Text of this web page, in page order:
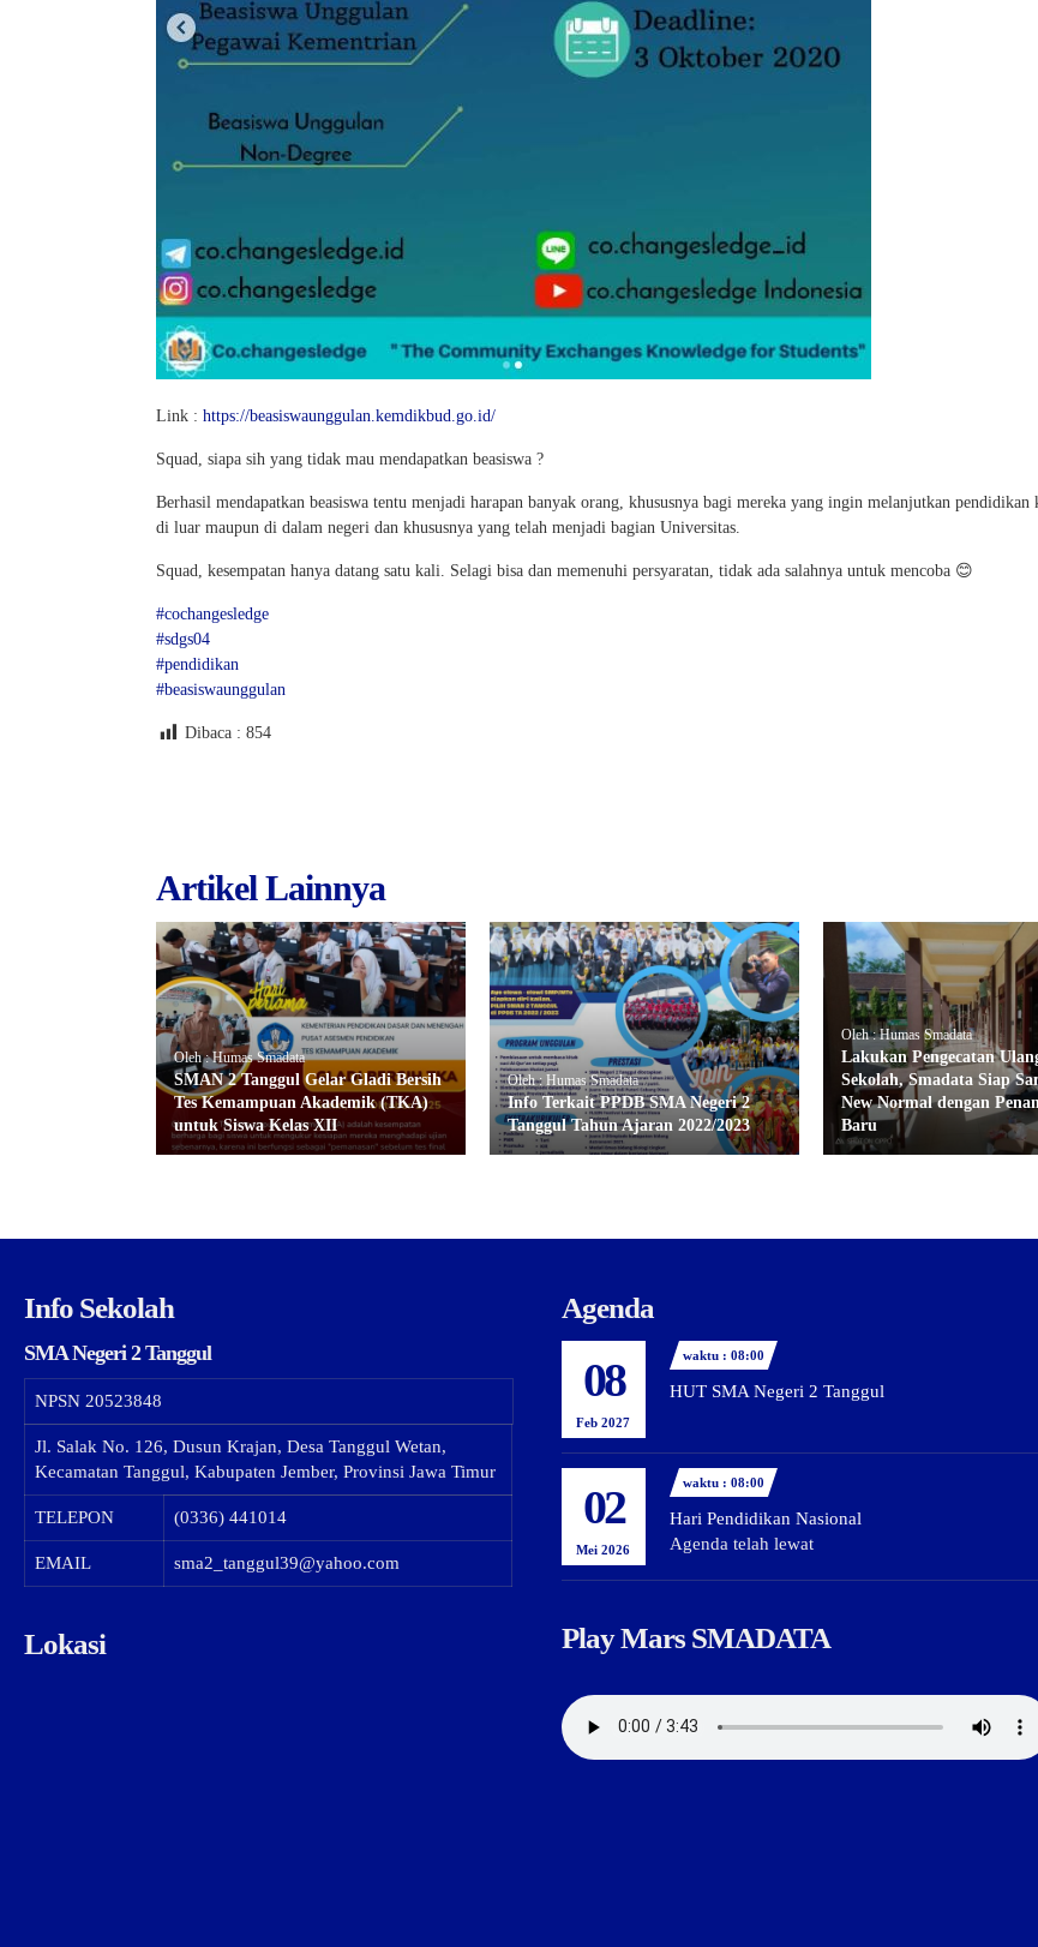
Link : https://beasiswaunggulan.kemdikbud.go.id/
Squad, siapa sih yang tidak mau mendapatkan beasiswa ?
Berhasil mendapatkan beasiswa tentu menjadi harapan banyak orang, khususnya bagi mereka yang ingin melanjutkan pendidikan
di luar maupun di dalam negeri dan khususnya yang telah menjadi bagian Universitas.
Squad, kesempatan hanya datang satu kali. Selagi bisa dan memenuhi persyaratan, tidak ada salahnya untuk mencoba 😊
#cochangesledge
#sdgs04
#pendidikan
#beasiswaunggulan
Dibaca : 854
Artikel Lainnya
Oleh : Humas Smadata
SMAN 2 Tanggul Gelar Gladi Bersih
Tes Kemampuan Akademik (TKA)
untuk Siswa Kelas XII
Oleh : Humas Smadata
Info Terkait PPDB SMA Negeri 2
Tanggul Tahun Ajaran 2022/2023
Oleh : Humas Smadata
Lakukan Pengecatan
Sekolah, Smadata Siap
New Normal dengan
Baru
Info Sekolah
SMA Negeri 2 Tanggul
NPSN 20523848
Jl. Salak No. 126, Dusun Krajan, Desa Tanggul Wetan,
Kecamatan Tanggul, Kabupaten Jember, Provinsi Jawa Timur
TELEPON (0336) 441014
EMAIL sma2_tanggul39@yahoo.com
Lokasi
Agenda
08
Feb 2027
waktu : 08:00
HUT SMA Negeri 2 Tanggul
02
Mei 2026
waktu : 08:00
Hari Pendidikan Nasional
Agenda telah lewat
Play Mars SMADATA